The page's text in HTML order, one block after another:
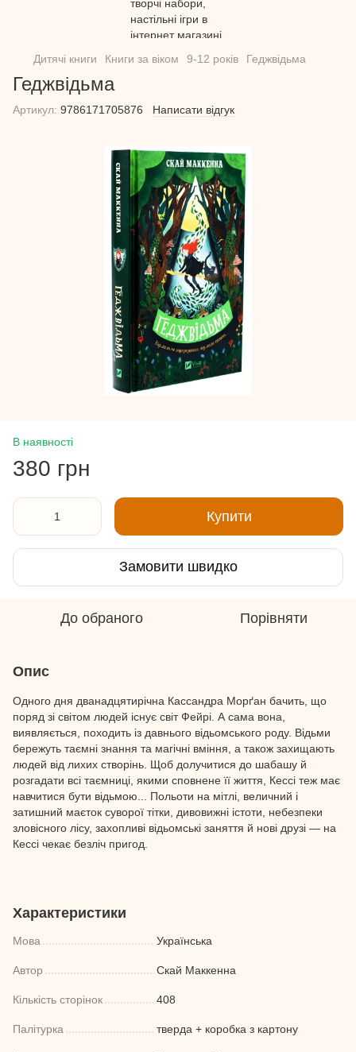
Дитячі книги Книги за віком 9-12 років Геджвідьма
Геджвідьма
Артикул: 9786171705876 Написати відгук
В наявності
380 грн
Купити
Замовити швидко
До обраного Порівняти
Опис
Одного дня дванадцятирічна Кассандра Морґан бачить, що
поряд зі світом людей існує світ Фейрі. А сама вона,
виявляється, походить із давнього відьомського роду. Відьми
бережуть таємні знання та магічні вміння, а також захищають
людей від лихих створінь. Щоб долучитися до шабашу й
розгадати всі таємниці, якими сповнене її життя, Кессі теж має
навчитися бути відьмою... Польоти на мітлі, величний і
затишний маєток суворої тітки, дивовижні істоти, небезпеки
зловісного лісу, захопливі відьомські заняття й нові друзі — на
Кессі чекає безліч пригод.
Характеристики
Мова Українська
Автор Скай Маккенна
Кількість сторінок 408
Палітурка тверда + коробка з картону